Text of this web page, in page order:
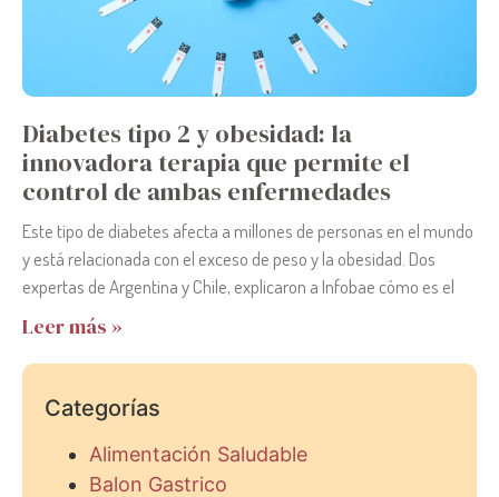
Diabetes tipo 2 y obesidad: la
innovadora terapia que permite el
control de ambas enfermedades
Este tipo de diabetes afecta a millones de personas en el mundo
y está relacionada con el exceso de peso y la obesidad. Dos
expertas de Argentina y Chile, explicaron a Infobae cómo es el
Leer más »
Categorías
Alimentación Saludable
Balon Gastrico